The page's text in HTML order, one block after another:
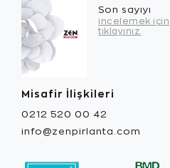
Son sayıyı
incelemek için
tıklayınız.
Misafir İlişkileri
0212 520 00 42
info@zenpirlanta.com